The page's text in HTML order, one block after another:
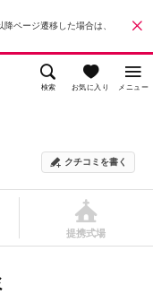
ページ遷移した場合は、
検索 お気に入り メニュー
クチコミを書く
提携式場